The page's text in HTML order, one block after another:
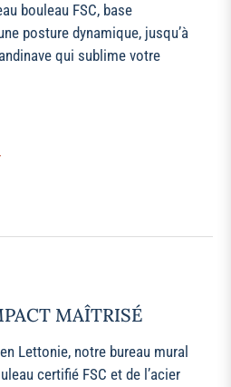
bouleau FSC, base
posture dynamique, jusqu’à
qui sublime votre
MAÎTRISÉ
Lettonie, notre bureau mural
certifié FSC et de l’acier